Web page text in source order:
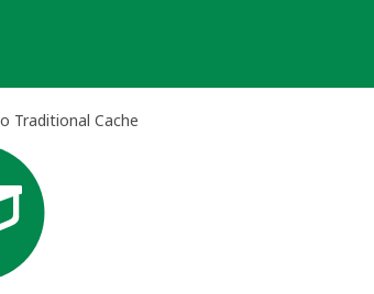
Traditional Cache